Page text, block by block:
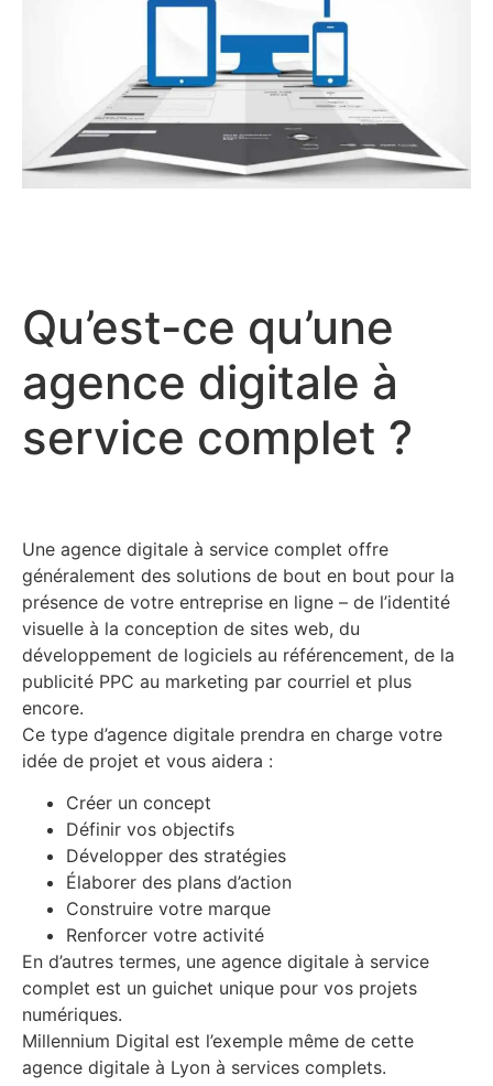
Qu’est-ce qu’une
agence digitale à
service complet ?
Une agence digitale à service complet offre
généralement des solutions de bout en bout pour la
présence de votre entreprise en ligne – de l’identité
visuelle à la conception de sites web, du
développement de logiciels au référencement, de la
publicité PPC au marketing par courriel et plus
encore.
Ce type d’agence digitale prendra en charge votre
idée de projet et vous aidera :
Créer un concept
Définir vos objectifs
Développer des stratégies
Élaborer des plans d’action
Construire votre marque
Renforcer votre activité
En d’autres termes, une agence digitale à service
complet est un guichet unique pour vos projets
numériques.
Millennium Digital est l’exemple même de cette
agence digitale à Lyon à services complets.